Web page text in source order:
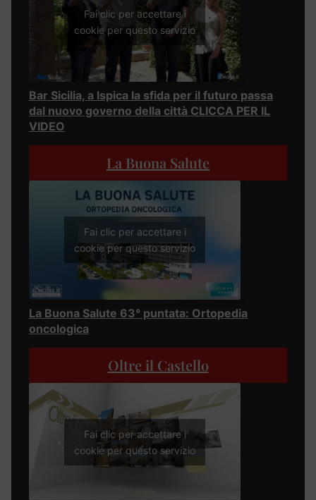
Fai clic per accettare i
cookie per questo servizio
Bar Sicilia, a Ispica la sfida per il futuro passa
dal nuovo governo della città CLICCA PER IL
VIDEO
La Buona Salute
Fai clic per accettare i
cookie per questo servizio
La Buona Salute 63° puntata: Ortopedia
oncologica
Oltre il Castello
Fai clic per accettare i
cookie per questo servizio